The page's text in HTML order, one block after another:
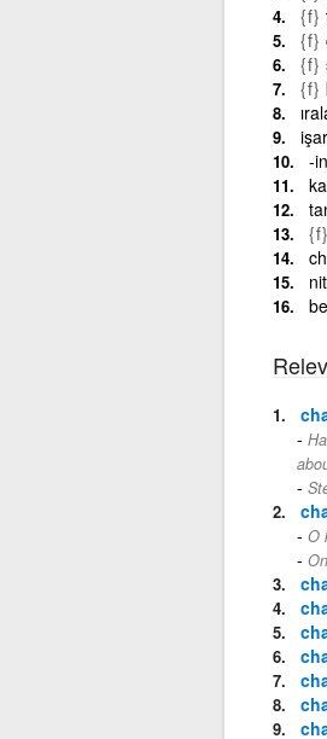
{f}
{f}
{f}
{f}
-
{f}
O